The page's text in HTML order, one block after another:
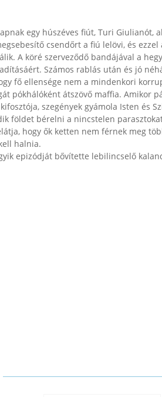
egy húszéves fiút, Turi Giulianót,
csendőrt a fiú lelövi, és ezzel
A köré szerveződő bandájával a
Számos rablás után és jó
fő ellensége nem a mindenkori
pókhálóként átszövő maffia. Amikor
szegények gyámola Isten és
földet bérelni a nincstelen
hogy ők ketten nem férnek meg
halnia.
epizódját bővítette lebilincselő